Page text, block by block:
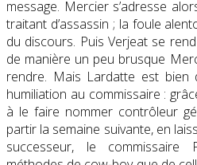
message. Mercier s’adresse
traitant d’assassin ; la foule
du discours. Puis Verjeat se
de manière un peu brusque
rendre. Mais Lardatte est bien
humiliation au commissaire :
à le faire nommer contrôleur
partir la semaine suivante, en
successeur, le commissaire